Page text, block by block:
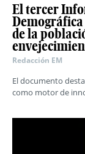
El tercer
Demográfica
de la
Redacción EM
El documento
como motor de